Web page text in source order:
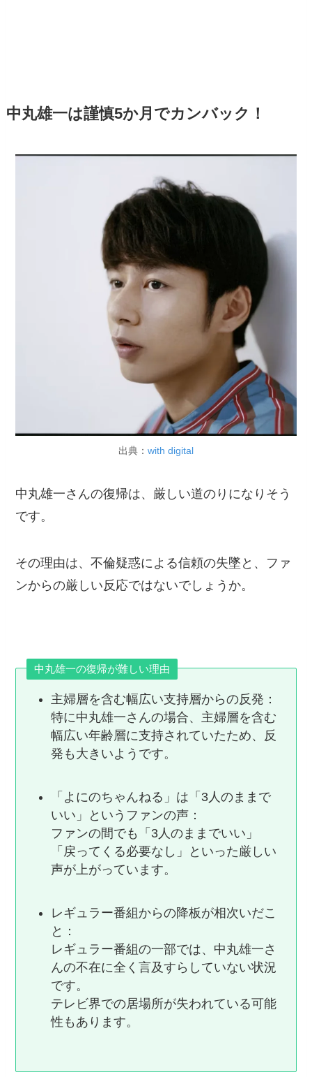
中丸雄一は謹慎5か月でカンバック！
出典： with digital
中丸雄一さんの復帰は、厳しい道のりになりそう
です。
その理由は、不倫疑惑による信頼の失墜と、ファ
ンからの厳しい反応ではないでしょうか。
中丸雄一の復帰が難しい理由
主婦層を含む幅広い支持層からの反発：
特に中丸雄一さんの場合、主婦層を含む
幅広い年齢層に支持されていたため、反
発も大きいようです。
「よにのちゃんねる」は「3人のままで
いい」というファンの声：
ファンの間でも「3人のままでいい」
「戻ってくる必要なし」といった厳しい
声が上がっています。
レギュラー番組からの降板が相次いだこ
と：
レギュラー番組の一部では、中丸雄一さ
んの不在に全く言及すらしていない状況
です。
テレビ界での居場所が失われている可能
性もあります。